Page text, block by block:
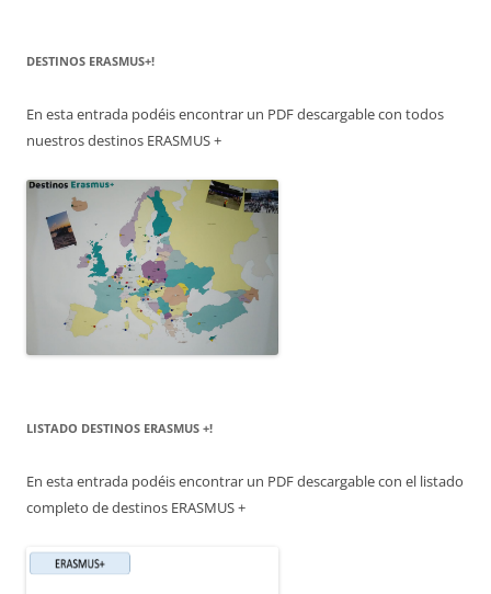
DESTINOS ERASMUS+!
En esta entrada podéis encontrar un PDF descargable con todos
nuestros destinos ERASMUS +
LISTADO DESTINOS ERASMUS +!
En esta entrada podéis encontrar un PDF descargable con el listado
completo de destinos ERASMUS +